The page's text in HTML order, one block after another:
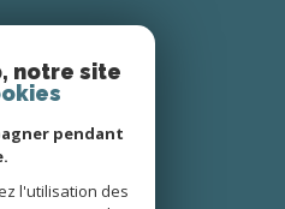
sur
notre site
pendant
l'utilisation des